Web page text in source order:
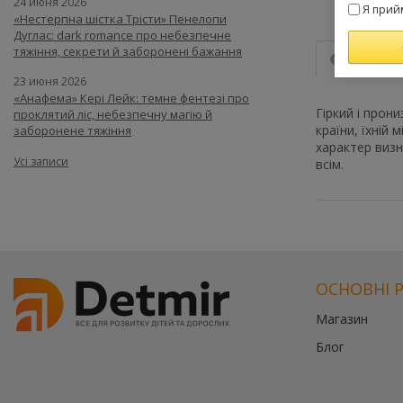
Опис
Гіркий і
країни, їхній
характер
всім.
за
державною
програмою
за
державною
програмою
кешбек».
«Нестерпна шістка Трісти» Пенелопи
Дуглас: dark romance про небезпечне
тяжіння, секрети й заборонені бажання
23 июня 2026
«Анафема» Кері Лейк: темне фентезі про
проклятий ліс, небезпечну магію й
заборонене тяжіння
Усі записи
ОСНОВНІ
Магазин
Блог
Я